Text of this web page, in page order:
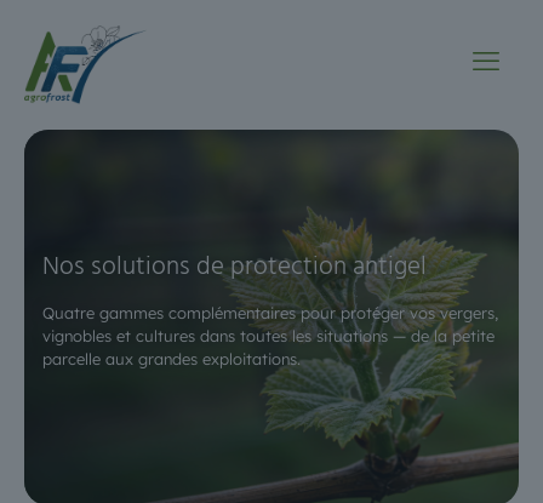
Nos solutions de protection antigel
Quatre gammes complémentaires pour protéger vos vergers,
vignobles et cultures dans toutes les situations — de la petite
parcelle aux grandes exploitations.